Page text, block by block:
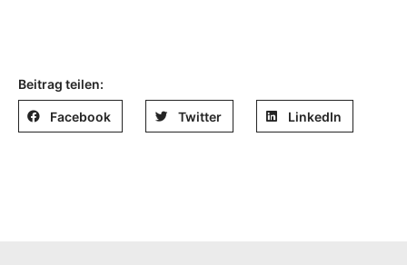
Beitrag teilen:
Facebook Twitter LinkedIn